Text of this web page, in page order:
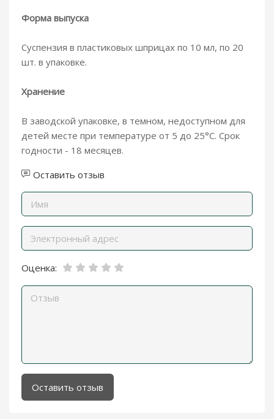
Форма выпуска
Суспензия в пластиковых шприцах по 10 мл, по 20
шт. в упаковке.
Хранение
В заводской упаковке, в темном, недоступном для
детей месте при температуре от 5 до 25°С. Срок
годности - 18 месяцев.
Оставить отзыв
Оценка:
Оставить отзыв